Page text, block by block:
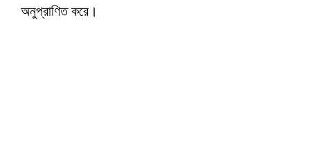
অনুপ্রাণিত করে।